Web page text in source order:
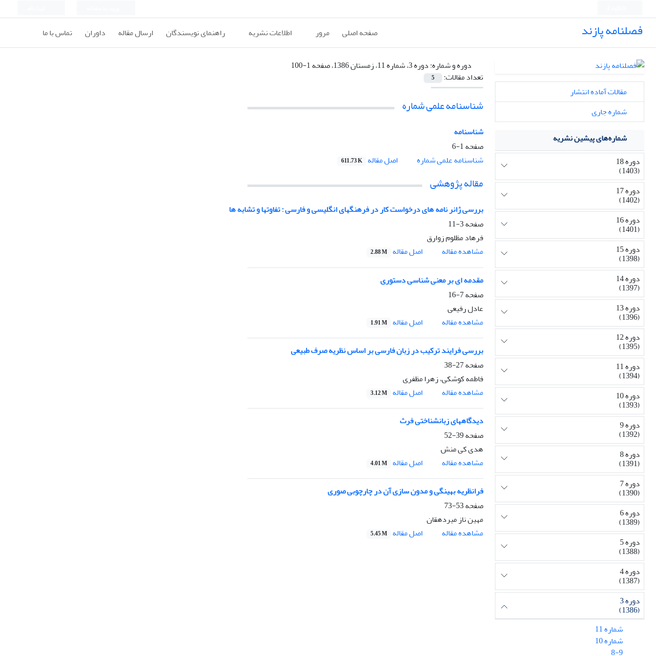
فصلنامه پازند صفحه اصلی مرور اطلاعات نشریه راهنمای نویسندگان ارسال مقاله داوران تماس با ما
دوره و شماره:دوره 3، شماره 11، زمستان 1386، صفحه 1-100
تعداد مقالات:
5
شناسنامه علمی شماره
شناسنامه
صفحه1-6
شناسنامه علمی شماره
اصل مقاله 611.73 K
مقاله پژوهشی
بررسی ژانر نامه های درخواست کار در فرهنگهای انگلیسی و فارسی : تفاوتها و تشابه ها
صفحه3-11
فرهاد مظلوم زوارق
مشاهده مقاله
اصل مقاله 2.88 M
مقدمه ای بر معنی شناسی دستوری
صفحه7-16
عادل رفیعی
مشاهده مقاله
اصل مقاله 1.91 M
بررسی فرایند ترکیب در زبان فارسی بر اساس نظریه صرف طبیعی
صفحه27-38
فاطمه کوشکی، زهرا مظفری
مشاهده مقاله
اصل مقاله 3.12 M
دیدگاههای زبانشناختی فرث
صفحه39-52
هدی کی منش
مشاهده مقاله
اصل مقاله 4.01 M
فرانظریه بهینگی و مدون سازی آن در چارچوبی صوری
صفحه53-73
مهین ناز میردهقان
مشاهده مقاله
اصل مقاله 5.45 M
مقالات آماده انتشار
شماره جاری
شماره‌های پیشین نشریه
دوره 18
(1403)
دوره 17
(1402)
دوره 16
(1401)
دوره 15
(1398)
دوره 14
(1397)
دوره 13
(1396)
دوره 12
(1395)
دوره 11
(1394)
دوره 10
(1393)
دوره 9
(1392)
دوره 8
(1391)
دوره 7
(1390)
دوره 6
(1389)
دوره 5
(1388)
دوره 4
(1387)
دوره 3
(1386)
شماره 11
شماره 10
8-9